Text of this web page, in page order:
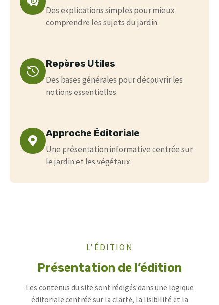
Des explications simples pour mieux
comprendre les sujets du jardin.
Repères Utiles
Des bases générales pour découvrir les
notions essentielles.
Approche Éditoriale
Une présentation informative centrée sur
le jardin et les végétaux.
L’ÉDITION
Présentation de l’édition
Les contenus du site sont rédigés dans une logique
éditoriale centrée sur la clarté, la lisibilité et la